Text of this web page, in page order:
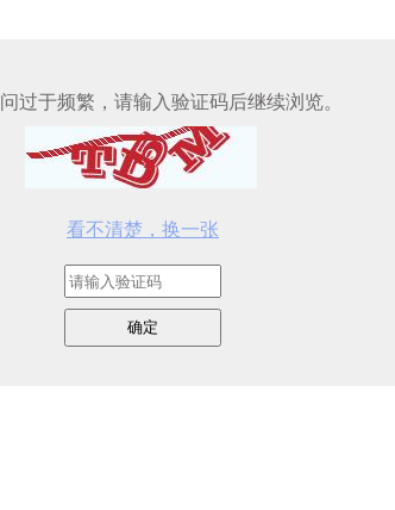
过于频繁，请输入验证码后继续浏览。
看不清楚，换一张